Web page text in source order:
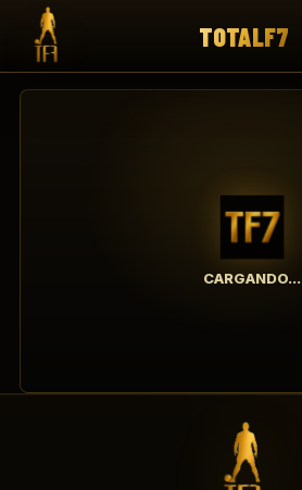
TOTALF7
CARGANDO...